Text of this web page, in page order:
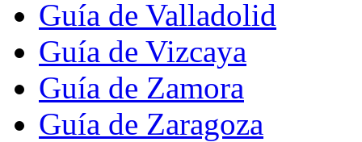
Guía de Valladolid
Guía de Vizcaya
Guía de Zamora
Guía de Zaragoza